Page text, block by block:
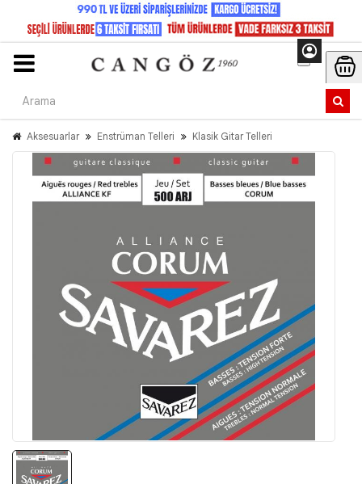
Aksesuarlar Enstrüman Telleri Klasik Gitar Telleri